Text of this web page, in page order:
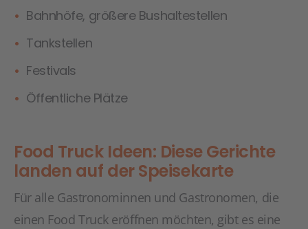
Bahnhöfe, größere Bushaltestellen
Tankstellen
Festivals
Öffentliche Plätze
Food Truck Ideen: Diese Gerichte
landen auf der Speisekarte
Für alle Gastronominnen und Gastronomen, die
einen Food Truck eröffnen möchten, gibt es eine